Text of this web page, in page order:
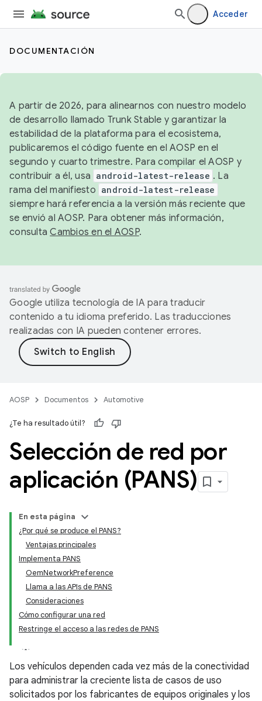
Acceder
DOCUMENTACIÓN
A partir de 2026, para alinearnos con nuestro modelo
de desarrollo llamado Trunk Stable y garantizar la
estabilidad de la plataforma para el ecosistema,
publicaremos el código fuente en el AOSP en el
segundo y cuarto trimestre. Para compilar el AOSP y
contribuir a él, usa android-latest-release . La
rama del manifiesto android-latest-release
siempre hará referencia a la versión más reciente que
se envió al AOSP. Para obtener más información,
consultaCambios en el AOSP.
Google utiliza tecnología de IA para traducir
contenido a tu idioma preferido. Las traducciones
realizadas con IA pueden contener errores.
AOSP Documentos Automotive
¿Te ha resultado útil?
Selección de red por
aplicación (PANS)
En esta página
¿Por qué se produce el PANS?
Ventajas principales
Implementa PANS
OemNetworkPreference
Llama a las APIs de PANS
Consideraciones
Cómo configurar una red
Restringe el acceso a las redes de PANS
Los vehículos dependen cada vez más de la conectividad
para administrar la creciente lista de casos de uso
solicitados por los fabricantes de equipos originales y los